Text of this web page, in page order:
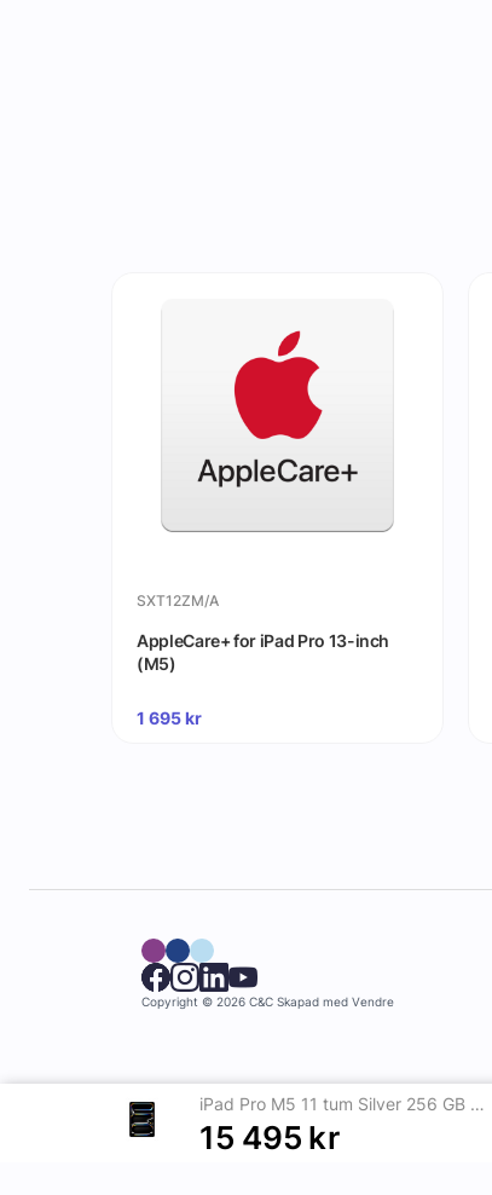
iPad Pro M5 11 tum Silver 256 GB Standardglas Wi-Fi
15 495 kr
SXT12ZM/A
AppleCare+ for iPad Pro 13-inch
(M5)
1 695kr
Copyright © 2026 C&C Skapad med Vendre